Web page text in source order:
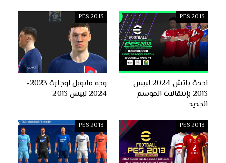
PES 2013
احدث باتش 2024 لبيس
2013 بإنتقالات الموسم
الجديد
PES 2013
وجه مانويل اوجارت 2023-
2024 لبيس 2013
PES 2013
PES 2013